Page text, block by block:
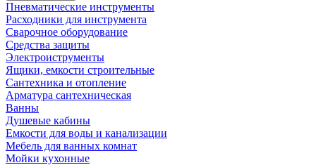
Пневматические инструменты
Расходники для инструмента
Сварочное оборудование
Средства защиты
Электроиструменты
Ящики, емкости строительные
Сантехника и отопление
Арматура сантехническая
Ванны
Душевые кабины
Емкости для воды и канализации
Мебель для ванных комнат
Мойки кухонные